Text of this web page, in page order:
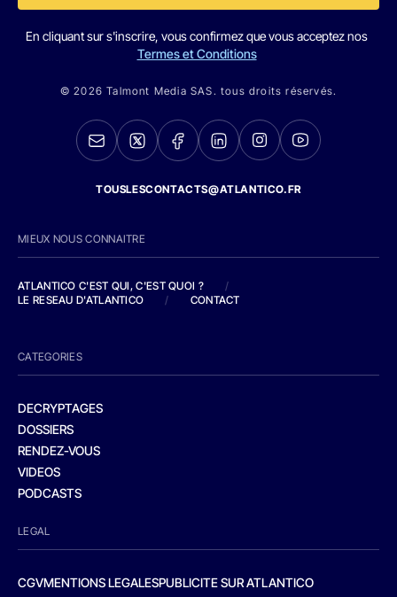
En cliquant sur s'inscrire, vous confirmez que vous acceptez nos
Termes et Conditions
© 2026 Talmont Media SAS. tous droits réservés.
TOUSLESCONTACTS@ATLANTICO.FR
MIEUX NOUS CONNAITRE
ATLANTICO C'EST QUI, C'EST QUOI ?
/
LE RESEAU D'ATLANTICO
/ CONTACT
CATEGORIES
DECRYPTAGES
DOSSIERS
RENDEZ-VOUS
VIDEOS
PODCASTS
LEGAL
CGVMENTIONS LEGALESPUBLICITE SUR ATLANTICO